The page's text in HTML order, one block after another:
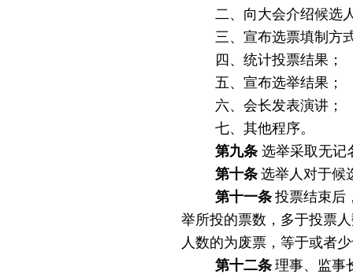
二、向大会介绍候选
三、宣布选票填制方
四、统计投票结果；
五、宣布选举结果；
六、会长发表演讲；
七、其他程序。
第九条选举采取无记
第十条 选举人对于候
第十一条 投票结束后
举所投的票数，多于投票
人数的为废票，等于或者
第十二条 理事、监事